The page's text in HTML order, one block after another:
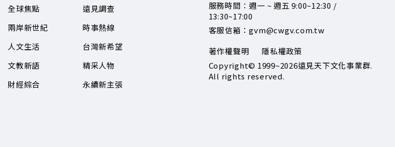
全球焦點
兩岸新世紀
人文生活
文教新語
財經綜合
遠見調查
時事熱線
台灣新希望
精采人物
永續新主張
服務時間：週一 ~ 週五 9:00~12:30 /
13:30~17:00
客服信箱：gvm@cwgv.com.tw
著作權聲明
隱私權政策
Copyright© 1999~2026遠見天下文化事業群.
All rights reserved.